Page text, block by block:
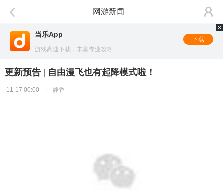
网游新闻
当乐App
游戏高速下载，丰富专业攻略
下载
更新预告 | 自由漫飞也有起降模式啦！
11-17 00:00 | 静香